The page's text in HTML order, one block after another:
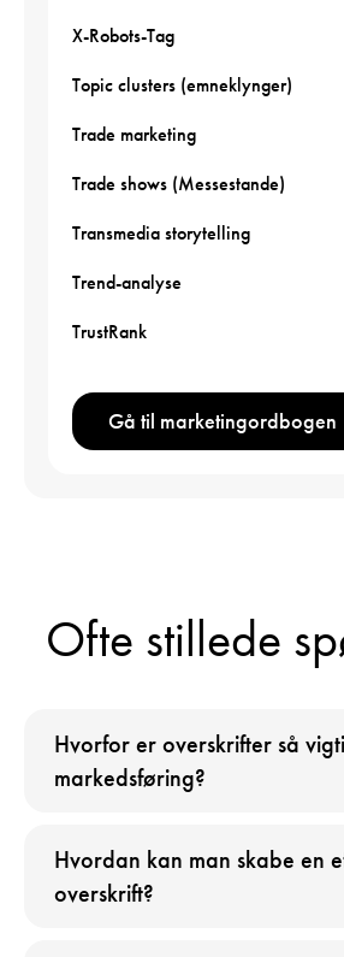
X-Robots-Tag
Topic clusters (emneklynger)
Trade marketing
Trade shows (Messestande)
Transmedia storytelling
Trend-analyse
TrustRank
Gå til marketingordbogen
Ofte stillede
Hvorfor er overskrifter så
markedsføring?
Hvordan kan man skabe en
overskrift?